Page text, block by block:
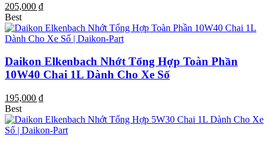
205,000 ₫
Best
Daikon Elkenbach Nhớt Tổng Hợp Toàn Phần
10W40 Chai 1L Dành Cho Xe Số
195,000 ₫
Best